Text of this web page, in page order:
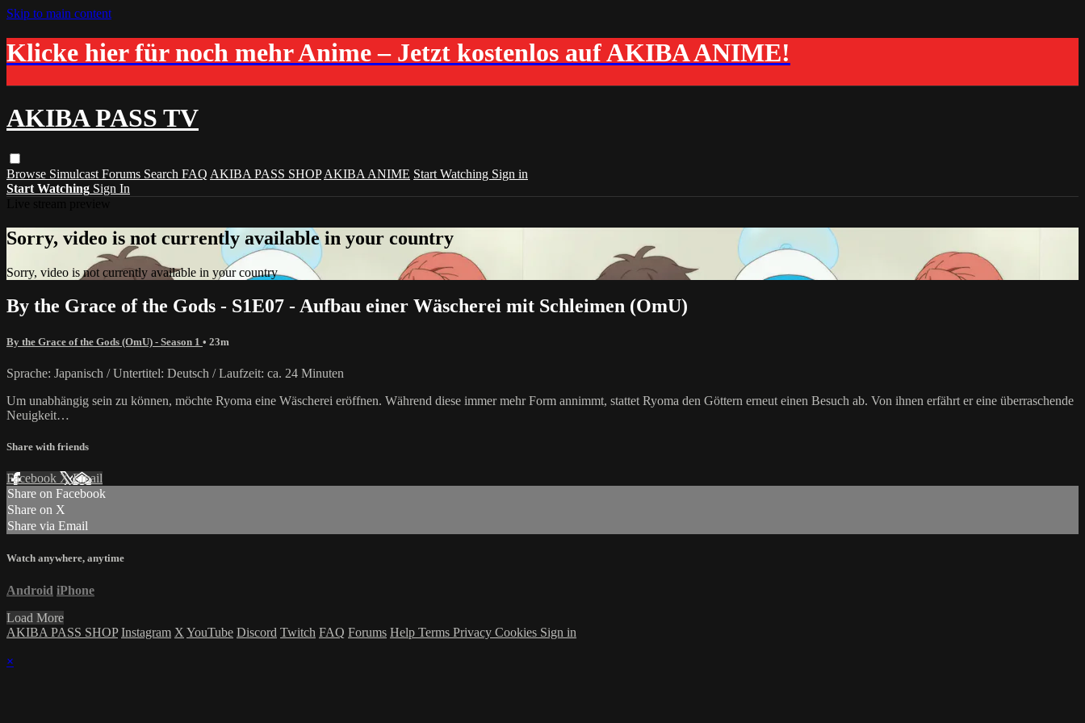
Skip to main content
Klicke hier für noch mehr Anime – Jetzt kostenlos auf AKIBA ANIME!
AKIBA PASS TV
Browse Simulcast Forums Search FAQ AKIBA PASS SHOP AKIBA ANIME Start Watching Sign in
Start Watching Sign In
Sorry, video is not currently available in your country
Sorry, video is not currently available in your country
By the Grace of the Gods - S1E07 - Aufbau einer Wäscherei mit Schleimen (OmU)
By the Grace of the Gods (OmU) - Season 1 • 23m
Sprache: Japanisch / Untertitel: Deutsch / Laufzeit: ca. 24 Minuten
Um unabhängig sein zu können, möchte Ryoma eine Wäscherei eröffnen. Während diese immer mehr Form annimmt, stattet Ryoma den Göttern erneut einen Besuch ab. Von ihnen erfährt er eine überraschende
Neuigkeit…
Share with friends
Facebook XEmail
Share on Facebook
Share on X
Share via Email
Watch anywhere, anytime
Android iPhone
Load More
AKIBA PASS SHOP Instagram X YouTube Discord Twitch FAQ Forums Help Terms Privacy Cookies Sign in
×